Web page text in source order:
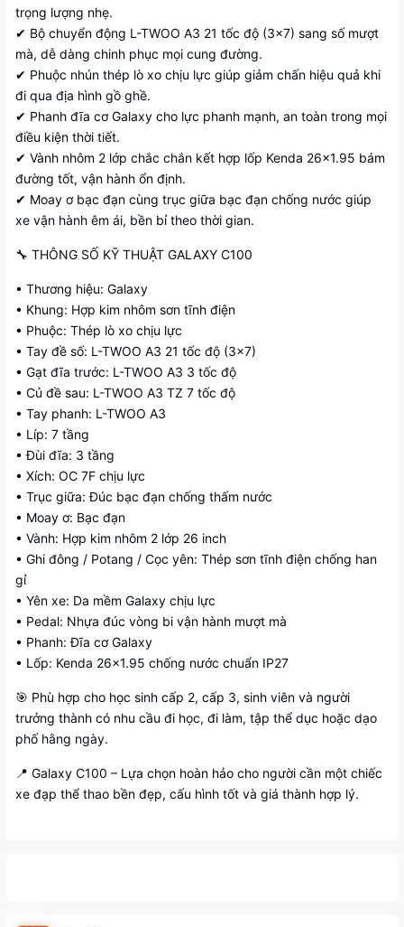
trọng lượng nhẹ.
✔ Bộ chuyển động L-TWOO A3 21 tốc độ (3×7) sang số mượt
mà, dễ dàng chinh phục mọi cung đường.
✔ Phuộc nhún thép lò xo chịu lực giúp giảm chấn hiệu quả khi
đi qua địa hình gồ ghề.
✔ Phanh đĩa cơ Galaxy cho lực phanh mạnh, an toàn trong mọi
điều kiện thời tiết.
✔ Vành nhôm 2 lớp chắc chắn kết hợp lốp Kenda 26×1.95 bám
đường tốt, vận hành ổn định.
✔ Moay ơ bạc đạn cùng trục giữa bạc đạn chống nước giúp
xe vận hành êm ái, bền bỉ theo thời gian.
🔧 THÔNG SỐ KỸ THUẬT GALAXY C100
• Thương hiệu: Galaxy
• Khung: Hợp kim nhôm sơn tĩnh điện
• Phuộc: Thép lò xo chịu lực
• Tay đề số: L-TWOO A3 21 tốc độ (3×7)
• Gạt đĩa trước: L-TWOO A3 3 tốc độ
• Củ đề sau: L-TWOO A3 TZ 7 tốc độ
• Tay phanh: L-TWOO A3
• Líp: 7 tầng
• Đùi đĩa: 3 tầng
• Xích: OC 7F chịu lực
• Trục giữa: Đúc bạc đạn chống thấm nước
• Moay ơ: Bạc đạn
• Vành: Hợp kim nhôm 2 lớp 26 inch
• Ghi đông / Potang / Cọc yên: Thép sơn tĩnh điện chống han
gỉ
• Yên xe: Da mềm Galaxy chịu lực
• Pedal: Nhựa đúc vòng bi vận hành mượt mà
• Phanh: Đĩa cơ Galaxy
• Lốp: Kenda 26×1.95 chống nước chuẩn IP27
🎯 Phù hợp cho học sinh cấp 2, cấp 3, sinh viên và người
trưởng thành có nhu cầu đi học, đi làm, tập thể dục hoặc dạo
phố hằng ngày.
📍 Galaxy C100 – Lựa chọn hoàn hảo cho người cần một chiếc
xe đạp thể thao bền đẹp, cấu hình tốt và giá thành hợp lý.